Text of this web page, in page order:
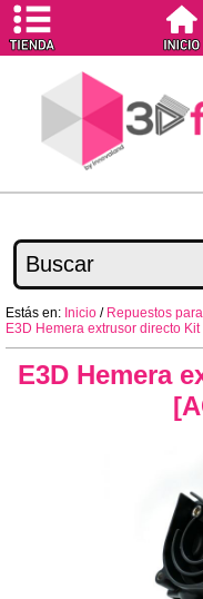
Estás en: Inicio / Repuestos
E3D Hemera extrusor directo Kit
E3D Hemera